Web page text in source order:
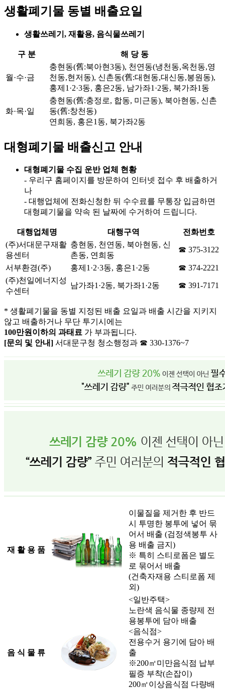
생활폐기물 동별 배출요일
생활쓰레기, 재활용, 음식물쓰레기
구 분 해 당 동
월·수·금
충현동(舊:북아현3동), 천연동(냉천동,옥천동,영
천동,현저동), 신촌동(舊:대현동,대신동,봉원동),
홍제1·2·3동, 홍은2동, 남가좌1·2동, 북가좌1동
화·목·일
충현동(舊:충정로, 합동, 미근동), 북아현동, 신촌
동(舊:창천동)
연희동, 홍은1동, 북가좌2동
대형폐기물 배출신고 안내
대형폐기물 수집 운반 업체 현황
- 우리구 홈페이지를 방문하여 인터넷 접수 후 배출하거
나
- 대행업체에 전화신청한 뒤 수수료를 무통장 입금하면
대형폐기물을 약속 된 날짜에 수거하여 드립니다.
대행업체명 대행구역
전화번호
(주)서대문구재활
용센터
충현동, 천연동, 북아현동, 신
촌동, 연희동
☎ 375-3122
서부환경(주) 홍제1·2·3동, 홍은1·2동
☎ 374-2221
(주)천일에너지성
수센터
남가좌1·2동, 북가좌1·2동 ☎ 391-7171
* 생활폐기물을 동별 지정된 배출 요일과 배출 시간을 지키지
않고 배출하거나 무단 투기시에는
100만원이하의 과태료 가 부과됩니다.
[문의 및 안내] 서대문구청 청소행정과 ☎ 330-1376~7
재 활 용 품
이물질을 제거한 후 반드
시 투명한 봉투에 넣어 묶
어서 배출 (검정색봉투 사
용 배출 금지)
※ 특히 스티로폼은 별도
로 묶어서 배출
(건축자재용 스티로폼 제
외)
음 식 물 류
<일반주택>
노란색 음식물 종량제 전
용봉투에 담아 배출
<음식점>
전용수거 용기에 담아 배
출
※200㎡미만음식점 납부
필증 부착(손잡이)
200㎡이상음식점 다량배